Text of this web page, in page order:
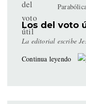
Los del voto
La editorial escribe
Continua leyendo